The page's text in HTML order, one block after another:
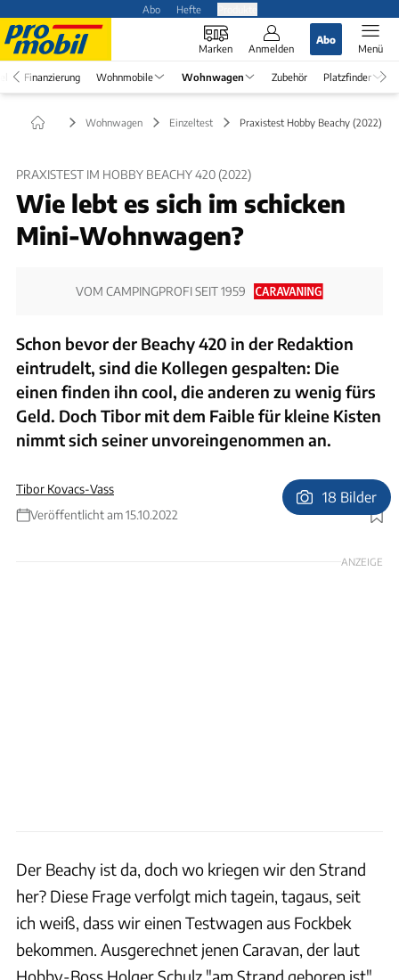
Abo Hefte
Marken Anmelden
Abo
Menü
Finanzierung Wohnmobile Wohnwagen Zubehör Platzfinder
Wohnwagen Einzeltest Praxistest Hobby Beachy (2022)
PRAXISTEST IM HOBBY BEACHY 420 (2022)
Wie lebt es sich im schicken
Mini-Wohnwagen?
VOM CAMPINGPROFI SEIT 1959
Schon bevor der Beachy 420 in der Redaktion
eintrudelt, sind die Kollegen gespalten: Die
einen finden ihn cool, die anderen zu wenig fürs
Geld. Doch Tibor mit dem Faible für kleine Kisten
nimmt sich seiner unvoreingenommen an.
Tibor Kovacs-Vass
Veröffentlicht am 15.10.2022
Foto: Arturo Rivas
18 Bilder
ANZEIGE
Der Beachy ist da, doch wo kriegen wir den Strand
her? Diese Frage verfolgt mich tagein, tagaus, seit
ich weiß, dass wir einen Testwagen aus Fockbek
bekommen. Ausgerechnet jenen Caravan, der laut
Hobby-Boss Holger Schulz "am Strand geboren ist",